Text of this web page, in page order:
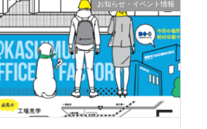
お知らせ・イベント情報